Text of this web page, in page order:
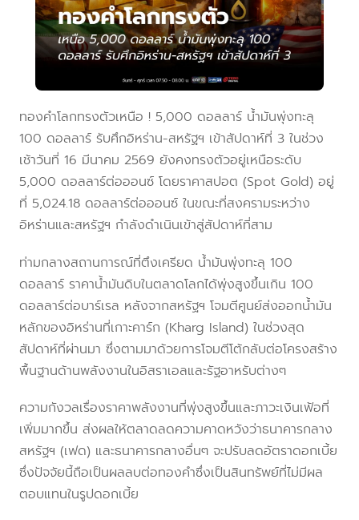
ทองคำโลกทรงตัวเหนือ ! 5,000 ดอลลาร์ น้ำมันพุ่งทะลุ
100 ดอลลาร์ รับศึกอิหร่าน-สหรัฐฯ เข้าสัปดาห์ที่ 3 ในช่วง
เช้าวันที่ 16 มีนาคม 2569 ยังคงทรงตัวอยู่เหนือระดับ
5,000 ดอลลาร์ต่อออนซ์ โดยราคาสปอต (Spot Gold) อยู่
ที่ 5,024.18 ดอลลาร์ต่อออนซ์ ในขณะที่สงครามระหว่าง
อิหร่านและสหรัฐฯ กำลังดำเนินเข้าสู่สัปดาห์ที่สาม
ท่ามกลางสถานการณ์ที่ตึงเครียด น้ำมันพุ่งทะลุ 100
ดอลลาร์ ราคาน้ำมันดิบในตลาดโลกได้พุ่งสูงขึ้นเกิน 100
ดอลลาร์ต่อบาร์เรล หลังจากสหรัฐฯ โจมตีศูนย์ส่งออกน้ำมัน
หลักของอิหร่านที่เกาะคาร์ก (Kharg Island) ในช่วงสุด
สัปดาห์ที่ผ่านมา ซึ่งตามมาด้วยการโจมตีโต้กลับต่อโครงสร้าง
พื้นฐานด้านพลังงานในอิสราเอลและรัฐอาหรับต่างๆ
ความกังวลเรื่องราคาพลังงานที่พุ่งสูงขึ้นและภาวะเงินเฟ้อที่
เพิ่มมากขึ้น ส่งผลให้ตลาดลดความคาดหวังว่าธนาคารกลาง
สหรัฐฯ (เฟด) และธนาคารกลางอื่นๆ จะปรับลดอัตราดอกเบี้ย
ซึ่งปัจจัยนี้ถือเป็นผลลบต่อทองคำซึ่งเป็นสินทรัพย์ที่ไม่มีผล
ตอบแทนในรูปดอกเบี้ย